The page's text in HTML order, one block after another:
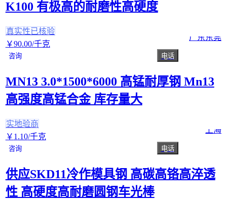
K100 有极高的耐磨性高硬度
真实性已核验
￥90.00/千克
广东东莞
咨询 电话
MN13 3.0*1500*6000 高锰耐厚钢 Mn13
高强度高锰合金 库存量大
实地验商
￥ 1 .10/千克
上海
咨询 电话
供应SKD11冷作模具钢 高碳高铬高淬透
性 高硬度高耐磨圆钢车光棒